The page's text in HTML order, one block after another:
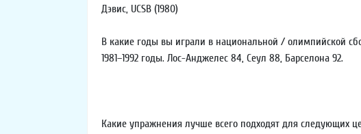
Дэвис, UCSB (1980)
В какие годы вы играли в национальной / олимпийской
1981–1992 годы. Лос-Анджелес 84, Сеул 88, Барселона 92.
Какие упражнения лучше всего подходят для следующих